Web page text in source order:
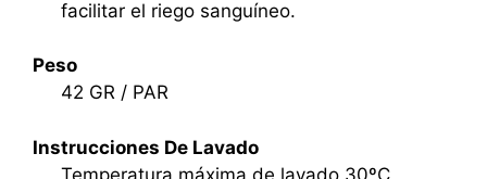
facilitar el riego sanguíneo.
Peso
42 GR / PAR
Instrucciones De Lavado
Temperatura máxima de lavado 30ºC